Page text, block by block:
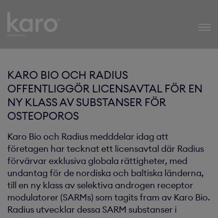
Karo Healthcare
KARO BIO OCH RADIUS
OFFENTLIGGÖR LICENSAVTAL FÖR EN
NY KLASS AV SUBSTANSER FÖR
OSTEOPOROS
Karo Bio och Radius medddelar idag att
företagen har tecknat ett licensavtal där Radius
förvärvar exklusiva globala rättigheter, med
undantag för de nordiska och baltiska länderna,
till en ny klass av selektiva androgen receptor
modulatorer (SARMs) som tagits fram av Karo Bio.
Radius utvecklar dessa SARM substanser i